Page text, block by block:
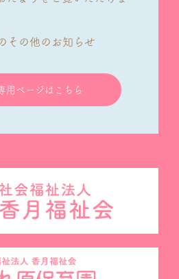
その他のお知らせ
用ページはこちら